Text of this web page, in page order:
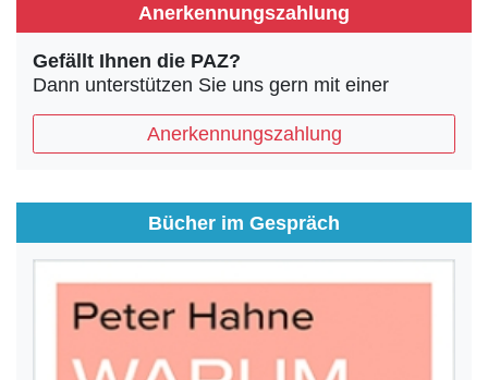
Anerkennungszahlung
Gefällt Ihnen die PAZ?
Dann unterstützen Sie uns gern mit einer
Anerkennungszahlung
Bücher im Gespräch